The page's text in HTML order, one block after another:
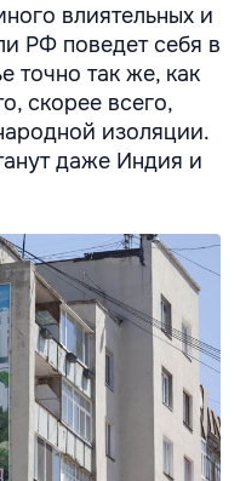
влиятельных и
РФ поведет себя в
точно так же, как
скорее всего,
изоляции.
даже Индия и